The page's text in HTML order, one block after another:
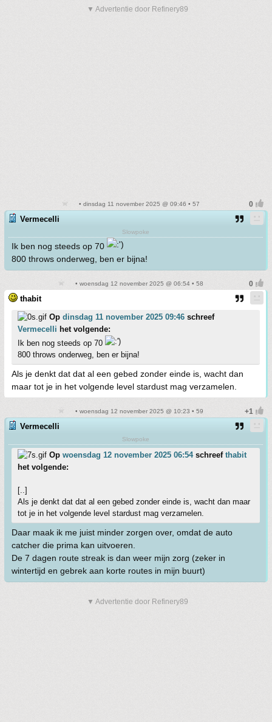
▼ Advertentie door Refinery89
• dinsdag 11 november 2025 @ 09:46 • 57
Vermecelli
Slowpoke
Ik ben nog steeds op 70
800 throws onderweg, ben er bijna!
• woensdag 12 november 2025 @ 06:54 • 58
thabit
Op dinsdag 11 november 2025 09:46 schreef
Vermecelli het volgende:
Ik ben nog steeds op 70
800 throws onderweg, ben er bijna!
Als je denkt dat dat al een gebed zonder einde is, wacht dan
maar tot je in het volgende level stardust mag verzamelen.
• woensdag 12 november 2025 @ 10:23 • 59
Vermecelli
Slowpoke
Op woensdag 12 november 2025 06:54schreef thabit
het volgende:
[..]
Als je denkt dat dat al een gebed zonder einde is, wacht dan maar
tot je in het volgende level stardust mag verzamelen.
Daar maak ik me juist minder zorgen over, omdat de auto
catcher die prima kan uitvoeren.
De 7 dagen route streak is dan weer mijn zorg (zeker in
wintertijd en gebrek aan korte routes in mijn buurt)
▼ Advertentie door Refinery89